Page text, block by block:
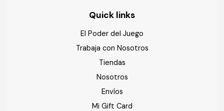
Quick links
El Poder del Juego
Trabaja con Nosotros
Tiendas
Nosotros
Envíos
Mi Gift Card